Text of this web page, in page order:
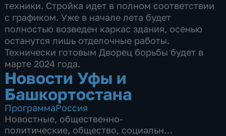
техники. Стройка идет в полном соответствии
с графиком. Уже в начале лета будет
полностью возведен каркас здания, осенью
останутся лишь отделочные работы.
Технически готовым Дворец борьбы будет в
марте 2024 года.
Новости Уфы и
Башкортостана
ПрограммаРоссия
Новостные, общественно-
политические, общество, социально-